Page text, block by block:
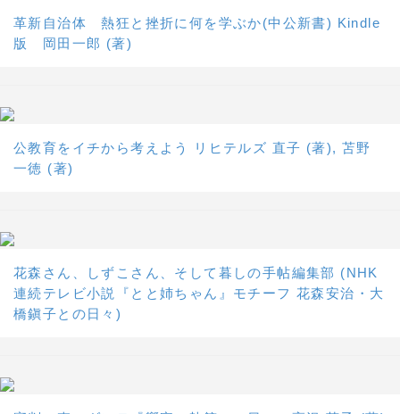
革新自治体 熱狂と挫折に何を学ぶか(中公新書) Kindle
版 岡田一郎 (著)
公教育をイチから考えよう リヒテルズ 直子 (著), 苫野
一徳 (著)
花森さん、しずこさん、そして暮しの手帖編集部 (NHK
連続テレビ小説『とと姉ちゃん』モチーフ 花森安治・大
橋鎭子との日々)